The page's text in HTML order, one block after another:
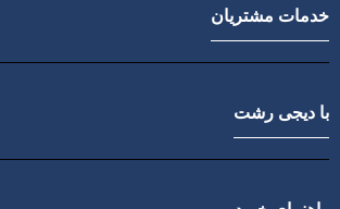
خدمات مشتریان
با دیجی رشت